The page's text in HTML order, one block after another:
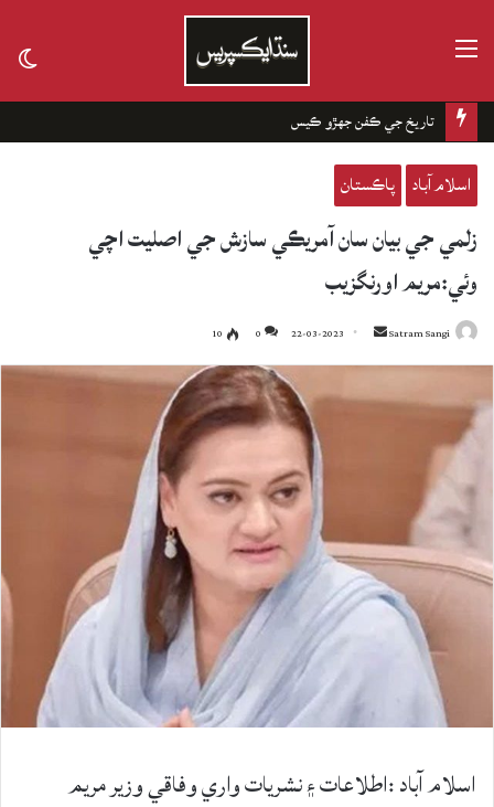
تاريخ جي ڪفن جھڙو ڪيس
اسلام آباد پاڪستان
زلمي جي بيان سان آمريڪي سازش جي اصليت اچي
وئي:مريم اورنگزيب
Satram Sangi
Send
an
22-03-2023
0
10
اسلام آباد :اطلاعات ۽ نشريات واري وفاقي وزير مريم